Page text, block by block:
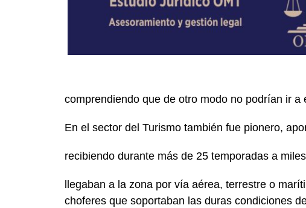
comprendiendo que de otro modo no podrían ir a
En el sector del Turismo también fue pionero,
recibiendo durante más de 25 temporadas a
llegaban a la zona por vía aérea, terrestre o
choferes que soportaban las duras condiciones